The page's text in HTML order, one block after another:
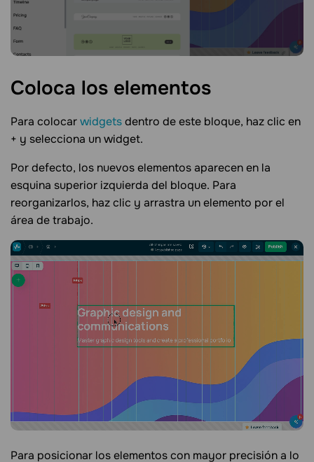
Coloca los elementos
Para colocarwidgetsdentro de este bloque, haz clic en
+ y selecciona un widget.
Por defecto, los nuevos elementos aparecen en la
esquina superior izquierda del bloque. Para
reorganizarlos, haz clic y arrastra un elemento por el
área de trabajo.
Para posicionar los elementos con mayor precisión a lo